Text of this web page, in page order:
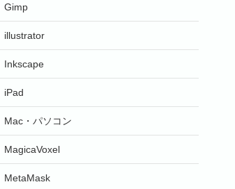
Gimp
illustrator
Inkscape
iPad
Mac・パソコン
MagicaVoxel
MetaMask